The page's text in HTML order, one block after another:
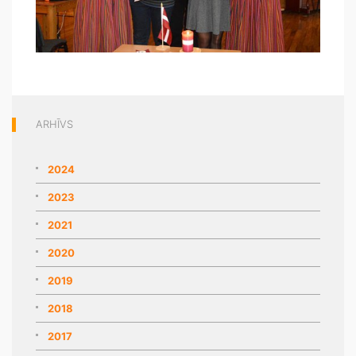
ARHĪVS
2024
2023
2021
2020
2019
2018
2017